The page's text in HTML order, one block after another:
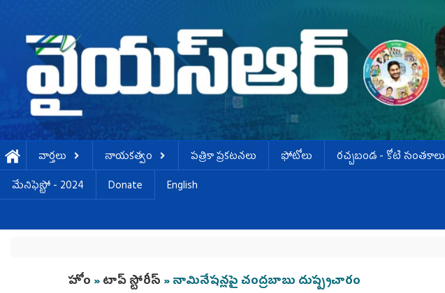
వార్తలు నాయకత్వం పత్రికా ప్రకటనలు ఫోటోలు ర‌చ్చ‌బండ‌ - కోటి సంత‌కాలు
మేనిఫెస్టో - 2024
Donate English
You are here
హోం »టాప్ స్టోరీస్ » నామినేషన్లపై చంద్రబాబు దుష్ప్రచారం